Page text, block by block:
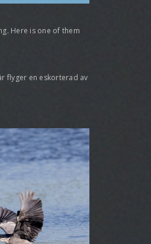
Here is one of them
flyger en eskorterad av